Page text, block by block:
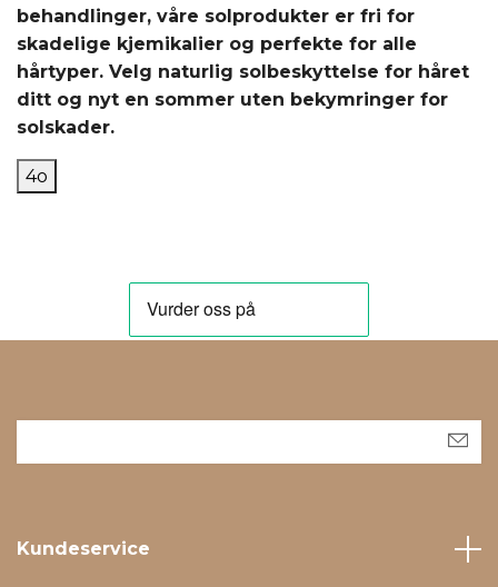
behandlinger, våre solprodukter er fri for
skadelige kjemikalier og perfekte for alle
hårtyper. Velg naturlig solbeskyttelse for håret
ditt og nyt en sommer uten bekymringer for
solskader.
4o
Kundeservice